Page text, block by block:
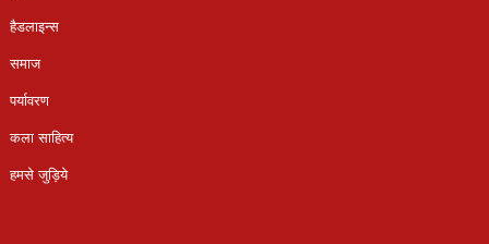
हैडलाइन्स
समाज
पर्यावरण
कला साहित्य
हमसे जुड़िये